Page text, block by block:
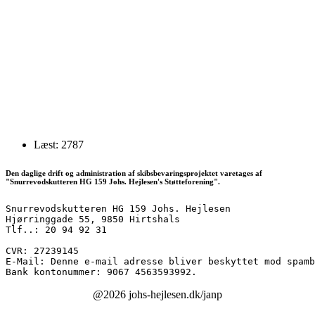
Læst: 2787
Den daglige drift og administration af skibsbevaringsprojektet varetages af
"Snurrevodskutteren HG 159 Johs. Hejlesen's Støtteforening".
Snurrevodskutteren HG 159 Johs. Hejlesen
Hjørringgade 55, 9850 Hirtshals
Tlf..: 20 94 92 31
CVR: 27239145
E-Mail: Denne e-mail adresse bliver beskyttet mod
Bank kontonummer: 9067 4563593992.
@2026 johs-hejlesen.dk/janp